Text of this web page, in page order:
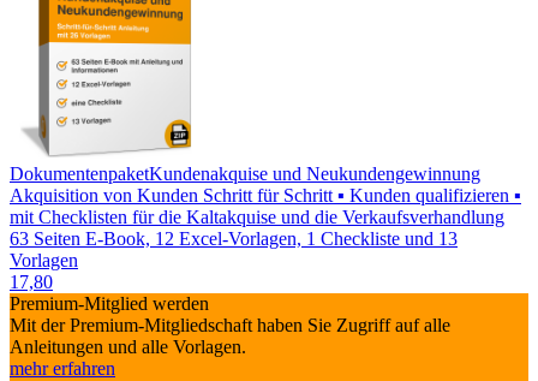
DokumentenpaketKundenakquise und Neukundengewinnung
Akquisition von Kunden Schritt für Schritt ▪ Kunden qualifizieren ▪
mit Checklisten für die Kaltakquise und die Verkaufsverhandlung
63 Seiten E-Book, 12 Excel-Vorlagen, 1 Checkliste und 13
Vorlagen
17,80
Premium-Mitglied werden
Mit der Premium-Mitgliedschaft haben Sie Zugriff auf alle
Anleitungen und alle Vorlagen.
mehr erfahren